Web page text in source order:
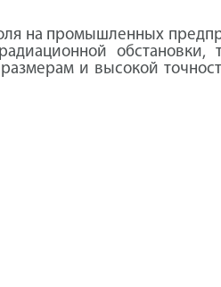
на промышленных
обстановки,
и высокой